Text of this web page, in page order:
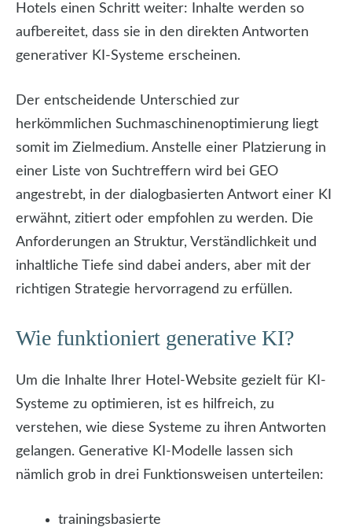
Hotels einen Schritt weiter: Inhalte werden so
aufbereitet, dass sie in den direkten Antworten
generativer KI-Systeme erscheinen.
Der entscheidende Unterschied zur
herkömmlichen Suchmaschinenoptimierung liegt
somit im Zielmedium. Anstelle einer Platzierung in
einer Liste von Suchtreffern wird bei GEO
angestrebt, in der dialogbasierten Antwort einer KI
erwähnt, zitiert oder empfohlen zu werden. Die
Anforderungen an Struktur, Verständlichkeit und
inhaltliche Tiefe sind dabei anders, aber mit der
richtigen Strategie hervorragend zu erfüllen.
Wie funktioniert generative KI?
Um die Inhalte Ihrer Hotel-Website gezielt für KI-
Systeme zu optimieren, ist es hilfreich, zu
verstehen, wie diese Systeme zu ihren Antworten
gelangen. Generative KI-Modelle lassen sich
nämlich grob in drei Funktionsweisen unterteilen:
trainingsbasierte